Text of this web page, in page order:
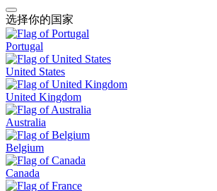
选择你的国家
Portugal
United States
United Kingdom
Australia
Belgium
Canada